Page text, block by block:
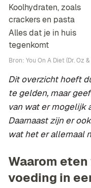
Koolhydraten, zoals
crackers en pasta
Alles dat je in huis
tegenkomt
Bron: You On A Diet (Dr. Oz
Dit overzicht hoeft
te gelden, maar
van wat er mogelijk
Daarnaast zijn er
wat het er allemaal
Waarom
voeding in